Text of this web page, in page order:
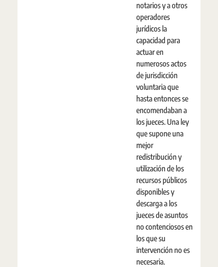
notarios y a otros
operadores
jurídicos la
capacidad para
actuar en
numerosos actos
de jurisdicción
voluntaria que
hasta entonces se
encomendaban a
los jueces. Una ley
que supone una
mejor
redistribución y
utilización de los
recursos públicos
disponibles y
descarga a los
jueces de asuntos
no contenciosos en
los que su
intervención no es
necesaria.